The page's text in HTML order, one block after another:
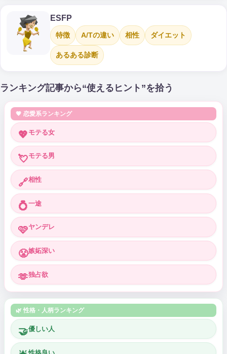
ESFP
特徴 A/Tの違い 相性 ダイエット
あるある診断
ランキング記事から“使えるヒント”を拾う
💗 恋愛系ランキング
💖 モテる女
💘モテる男
🔗相性
💍一途
🩷ヤンデレ
😤嫉妬深い
🫶独占欲
🌿 性格・人柄ランキング
🤝優しい人